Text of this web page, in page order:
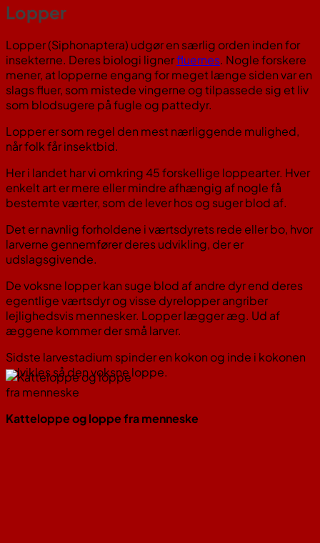
Lopper
Lopper (Siphonaptera) udgør en særlig orden inden for
insekterne. Deres biologi lignerfluernes. Nogle forskere
mener, at lopperne engang for meget længe siden var en
slags fluer, som mistede vingerne og tilpassede sig et liv
som blodsugere på fugle og pattedyr.
Lopper er som regel den mest nærliggende mulighed,
når folk får insektbid.
Her i landet har vi omkring 45 forskellige loppearter. Hver
enkelt art er mere eller mindre afhængig af nogle få
bestemte værter, som de lever hos og suger blod af.
Det er navnlig forholdene i værtsdyrets rede eller bo, hvor
larverne gennemfører deres udvikling, der er
udslagsgivende.
De voksne lopper kan suge blod af andre dyr end deres
egentlige værtsdyr og visse dyrelopper angriber
lejlighedsvis mennesker. Lopper lægger æg. Ud af
æggene kommer der små larver.
Sidste larvestadium spinder en kokon og inde i kokonen
udvikles så den voksne loppe.
Katteloppe og loppe fra menneske